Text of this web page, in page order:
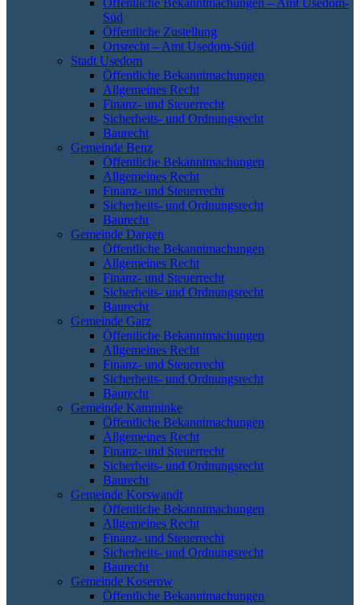
Öffentliche Bekanntmachungen – Amt Usedom-
Süd
Öffentliche Zustellung
Ortsrecht – Amt Usedom-Süd
Stadt Usedom
Öffentliche Bekanntmachungen
Allgemeines Recht
Finanz- und Steuerrecht
Sicherheits- und Ordnungsrecht
Baurecht
Gemeinde Benz
Öffentliche Bekanntmachungen
Allgemeines Recht
Finanz- und Steuerrecht
Sicherheits- und Ordnungsrecht
Baurecht
Gemeinde Dargen
Öffentliche Bekanntmachungen
Allgemeines Recht
Finanz- und Steuerrecht
Sicherheits- und Ordnungsrecht
Baurecht
Gemeinde Garz
Öffentliche Bekanntmachungen
Allgemeines Recht
Finanz- und Steuerrecht
Sicherheits- und Ordnungsrecht
Baurecht
Gemeinde Kamminke
Öffentliche Bekanntmachungen
Allgemeines Recht
Finanz- und Steuerrecht
Sicherheits- und Ordnungsrecht
Baurecht
Gemeinde Korswandt
Öffentliche Bekanntmachungen
Allgemeines Recht
Finanz- und Steuerrecht
Sicherheits- und Ordnungsrecht
Baurecht
Gemeinde Koserow
Öffentliche Bekanntmachungen